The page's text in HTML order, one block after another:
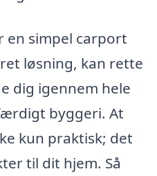
en simpel carport
løsning, kan rette
dig igennem hele
byggeri. At
kun praktisk; det
til dit hjem. Så